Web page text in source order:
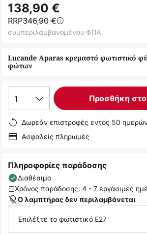
στην
αρχή
της
εικόνων
Lucande Aparas κρεμαστό φωτιστικό
φώτων
138,90 €
RRP346,90 €
συμπεριλαμβανομένου ΦΠΑ
1 Προσθήκη στο
Δωρεάν επιστροφές εντός 50
Ασφαλείς πληρωμές
Πληροφορίες παράδοσης
Διαθέσιμο
Χρόνος παράδοσης: 4 - 7 εργάσιμες
Ο λαμπτήρας δεν περιλαμβάνεται
Επιλέξτε το φωτιστικό E27